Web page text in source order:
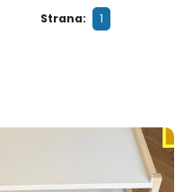
Strana: 1